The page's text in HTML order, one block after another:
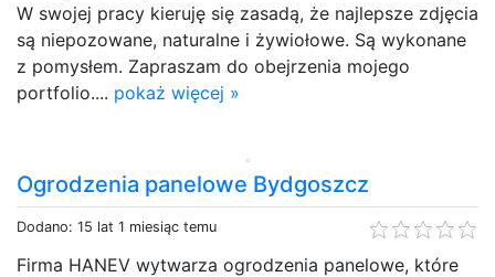
W swojej pracy kieruję się zasadą, że najlepsze zdjęcia
są niepozowane, naturalne i żywiołowe. Są wykonane
z pomysłem. Zapraszam do obejrzenia mojego
portfolio.... pokaż więcej »
Ogrodzenia panelowe Bydgoszcz
Dodano: 15 lat 1 miesiąc temu
Firma HANEV wytwarza ogrodzenia panelowe, które